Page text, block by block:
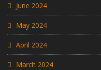
June 2024
May 2024
April 2024
March 2024